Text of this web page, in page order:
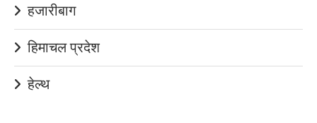
हजारीबाग
हिमाचल प्रदेश
हेल्थ